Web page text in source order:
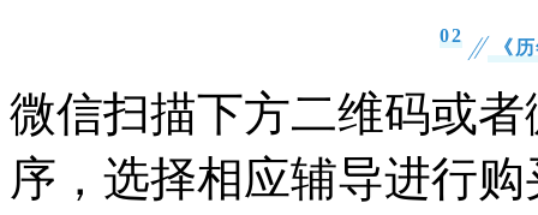
02
《
微信扫描下方二维码或
序，选择相应辅导进行购